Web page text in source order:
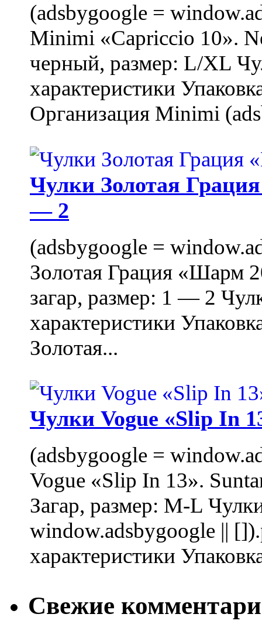
(adsbygoogle =
Minimi «Capriccio 10».
черный, размер: L/XL
характеристики
Организация Minimi
Чулки Золотая
— 2
(adsbygoogle =
Золотая Грация «Шарм
загар, размер: 1 — 2
характеристики
Золотая...
Чулки Vogue «Slip In
(adsbygoogle =
Vogue «Slip In 13».
Загар, размер: M-L
window.adsbygoogle ||
характеристики
Свежие